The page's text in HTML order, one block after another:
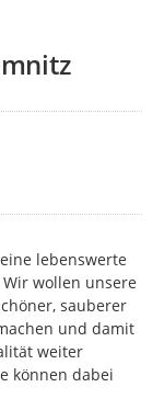
lebenswerte
wollen unsere
sauberer
und damit
weiter
können dabei